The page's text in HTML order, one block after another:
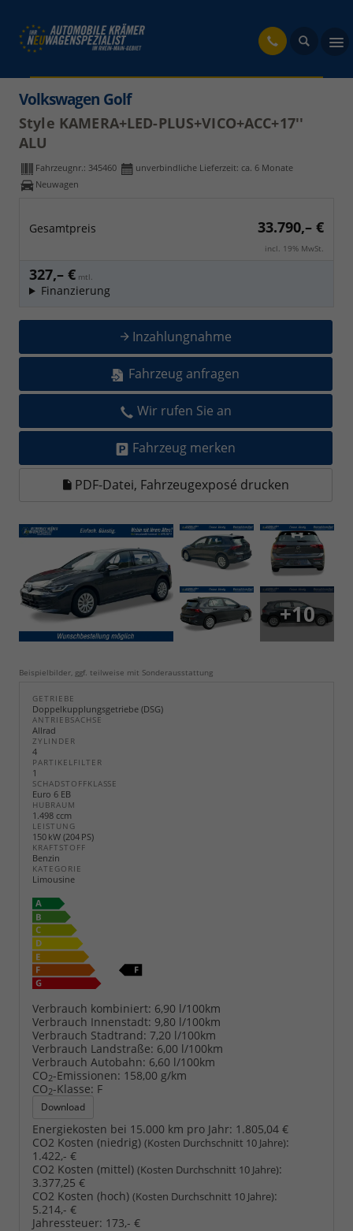
Volkswagen Golf
Style KAMERA+LED-PLUS+VICO+ACC+17''
ALU
Fahrzeugnr.: 345460
unverbindliche Lieferzeit: ca. 6 Monate
Neuwagen
Gesamtpreis 33.790,– €
incl. 19% MwSt.
327,– € mtl.
Finanzierung
Inzahlungnahme
Fahrzeug anfragen
Wir rufen Sie an
Fahrzeug merken
PDF-Datei, Fahrzeugexposé drucken
+10
Beispielbilder, ggf. teilweise mit Sonderausstattung
GETRIEBE
Doppelkupplungsgetriebe (DSG)
ANTRIEBSACHSE
Allrad
ZYLINDER
4
PARTIKELFILTER
1
SCHADSTOFFKLASSE
Euro 6 EB
HUBRAUM
1.498 ccm
LEISTUNG
150 kW (204 PS)
KRAFTSTOFF
Benzin
KATEGORIE
Limousine
Verbrauch kombiniert: 6,90 l/100km
Verbrauch Innenstadt: 9,80 l/100km
Verbrauch Stadtrand: 7,20 l/100km
Verbrauch Landstraße: 6,00 l/100km
Verbrauch Autobahn: 6,60 l/100km
CO2-Emissionen: 158,00 g/km
CO2-Klasse: F
Download
Energiekosten bei 15.000 km pro Jahr: 1.805,04 €
CO2 Kosten (niedrig) (Kosten Durchschnitt 10 Jahre):
1.422,- €
CO2 Kosten (mittel) (Kosten Durchschnitt 10 Jahre):
3.377,25 €
CO2 Kosten (hoch) (Kosten Durchschnitt 10 Jahre):
5.214,- €
Jahressteuer: 173,- €